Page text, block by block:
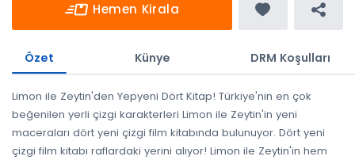
Hemen Kirala
Özet Künye DRM Koşulları
Limon ile Zeytin'den Yepyeni Dört Kitap! Türkiye'nin en çok
beğenilen yerli çizgi karakterleri Limon ile Zeytin'in yeni
maceraları dört yeni çizgi film kitabında bulunuyor. Dört yeni
çizgi film kitabı raflardaki yerini alıyor! Limon ile Zeytin'in hem